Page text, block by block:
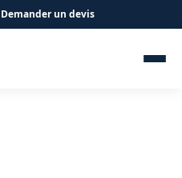
un devis